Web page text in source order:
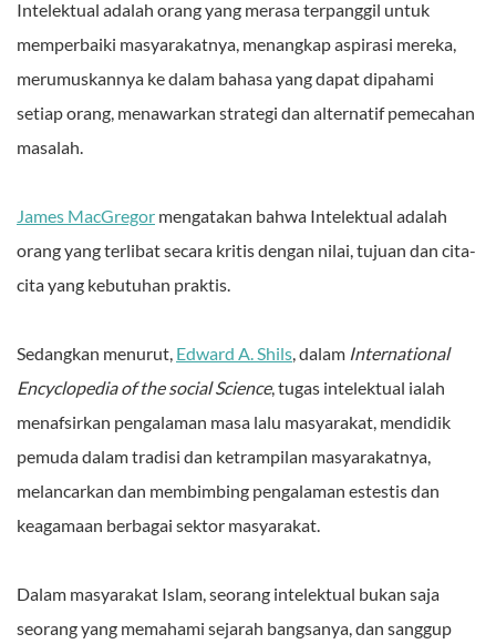
Intelektual adalah orang yang merasa terpanggil untuk
memperbaiki masyarakatnya, menangkap aspirasi mereka,
merumuskannya ke dalam bahasa yang dapat dipahami
setiap orang, menawarkan strategi dan alternatif pemecahan
masalah.
James MacGregor mengatakan bahwa Intelektual adalah
orang yang terlibat secara kritis dengan nilai, tujuan dan cita-
cita yang kebutuhan praktis.
Sedangkan menurut, Edward A. Shils , dalam International
Encyclopedia of the social Science, tugas intelektual ialah
menafsirkan pengalaman masa lalu masyarakat, mendidik
pemuda dalam tradisi dan ketrampilan masyarakatnya,
melancarkan dan membimbing pengalaman estestis dan
keagamaan berbagai sektor masyarakat.
Dalam masyarakat Islam, seorang intelektual bukan saja
seorang yang memahami sejarah bangsanya, dan sanggup